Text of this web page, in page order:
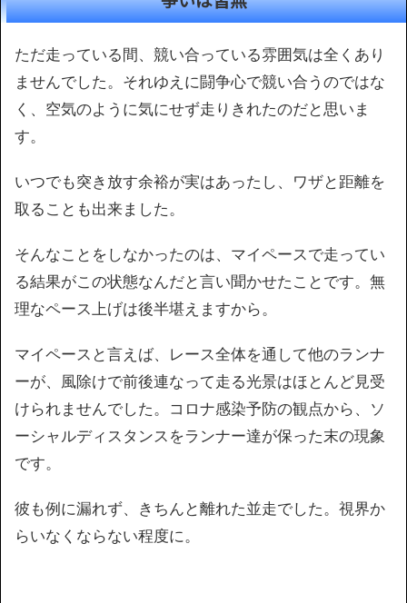
ただ走っている間、競い合っている雰囲気は全くあり
ませんでした。それゆえに闘争心で競い合うのではな
く、空気のように気にせず走りきれたのだと思いま
す。
いつでも突き放す余裕が実はあったし、ワザと距離を
取ることも出来ました。
そんなことをしなかったのは、マイペースで走ってい
る結果がこの状態なんだと言い聞かせたことです。無
理なペース上げは後半堪えますから。
マイペースと言えば、レース全体を通して他のランナ
ーが、風除けで前後連なって走る光景はほとんど見受
けられませんでした。コロナ感染予防の観点から、ソ
ーシャルディスタンスをランナー達が保った末の現象
です。
彼も例に漏れず、きちんと離れた並走でした。視界か
らいなくならない程度に。